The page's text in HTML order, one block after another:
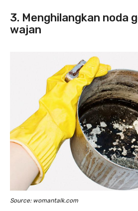
3. Menghilangkan noda
wajan
Source: womantalk.com